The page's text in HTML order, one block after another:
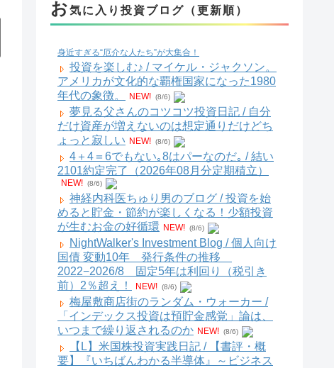
お気に入り投資ブログ（更新順）
身近すぎる“厄介な人たち”が大集合！
投資を楽しむ♪ / マイケル・ジャクソン。
アメリカが文化的な覇権国家になった1980
年代の象徴。
NEW! (8/6)
夢見る父さんのコツコツ投資日記 / 自分
だけ資産が増えないのは想定通りだけどち
ょっと寂しい NEW! (8/6)
4＋4＝6でもない｡8はパーなのだ｡ / 結い
2101約定完了（2026年08月分定期積立）
NEW! (8/6)
神経内科医ちゅり男のブログ / 投資を始
めると貯金・節約が楽しくなる！少額投資
が生むお金の好循環 NEW! (8/6)
NightWalker's Investment Blog / 個人向け
国債 変動10年 発行条件の推移
2022−2026/8 固定5年は利回り（税引き
前）2％超え！
NEW! (8/6)
梅屋敷商店街のランダム・ウォーカー /
「インデックス投資は預貯金感覚」論は、
いつまで繰り返されるのか NEW! (8/6)
【L】米国株投資実践日記 / 【書評・概
要】『いちばんわかる半導体』～ビジネス